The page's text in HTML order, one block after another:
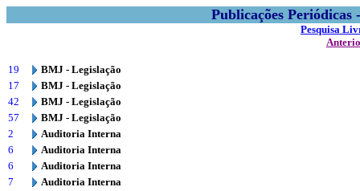
Publicações
Pesquisa
19
BMJ - Legislação
17
BMJ - Legislação
42
BMJ - Legislação
57
BMJ - Legislação
2
Auditoria Interna
6
Auditoria Interna
6
Auditoria Interna
7
Auditoria Interna